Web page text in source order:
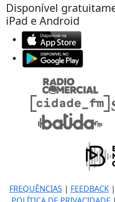
Disponível
iPad e Android
FREQUÊNCIAS | FEEDBACK|